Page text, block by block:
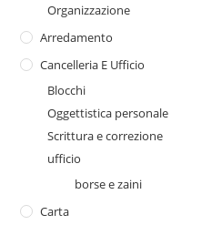
Organizzazione
Arredamento
Cancelleria E Ufficio
Blocchi
Oggettistica personale
Scrittura e correzione
ufficio
borse e zaini
Carta